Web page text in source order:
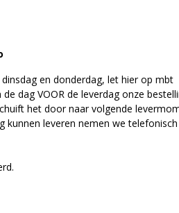
en donderdag, let hier op mbt
dag VOOR de leverdag onze
het door naar volgende
kunnen leveren nemen we